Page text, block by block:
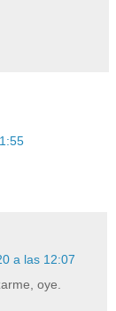
a las 12:07
oye.